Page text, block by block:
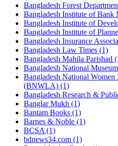
Bangladesh Forest
Bangladesh Institute of Bank
Bangladesh Institute of
Bangladesh Institute of
Bangladesh Insurance
Bangladesh Law Times (1)
Bangladesh Mahila Parishad
Bangladesh National
Bangladesh National
(BNWLA) (1)
Bangladesh Research &
Banglar Mukh (1)
Bantam Books (1)
Barnes & Noble (1)
BCSA (1)
bdnews34.com (1)